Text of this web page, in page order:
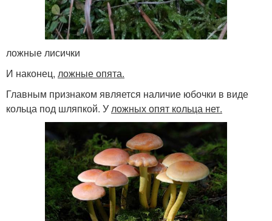
ложные лисички
И наконец, ложные опята.
Главным признаком является наличие юбочки в виде
кольца под шляпкой. Уложных опят кольца нет.